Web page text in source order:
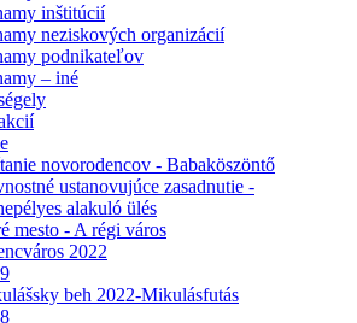
inštitúcií
neziskových organizácií
podnikateľov
– iné
novorodencov - Babaköszöntő
ustanovujúce zasadnutie -
alakuló ülés
mesto - A régi város
2022
beh 2022-Mikulásfutás